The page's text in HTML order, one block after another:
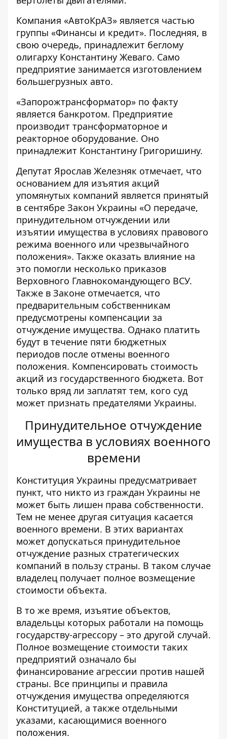
Компания «АвтоКрАЗ» является частью
группы «Финансы и кредит». Последняя, ​​в
свою очередь, принадлежит беглому
олигарху Константину Жеваго. Само
предприятие занимается изготовлением
большегрузных авто.
«Запорожтрансформатор» по факту
является банкротом. Предприятие
производит трансформаторное и
реакторное оборудование. Оно
принадлежит Константину Григоришину.
Депутат Ярослав Железняк отмечает, что
основанием для изъятия акций
упомянутых компаний является принятый
в сентябре Закон Украины «О передаче,
принудительном отчуждении или
изъятии имущества в условиях правового
режима военного или чрезвычайного
положения». Также оказать влияние на
это помогли несколько приказов
Верховного Главнокомандующего ВСУ.
Также в Законе отмечается, что
предварительным собственникам
предусмотрены компенсации за
отчуждение имущества. Однако платить
будут в течение пяти бюджетных
периодов после отмены военного
положения. Компенсировать стоимость
акций из государственного бюджета. Вот
только вряд ли заплатят тем, кого суд
может признать предателями Украины.
Принудительное отчуждение
имущества в условиях военного
времени
Конституция Украины предусматривает
пункт, что никто из граждан Украины не
может быть лишен права собственности.
Тем не менее другая ситуация касается
военного времени. В этих вариантах
может допускаться принудительное
отчуждение разных стратегических
компаний в пользу страны. В таком случае
владелец получает полное возмещение
стоимости объекта.
В то же время, изъятие объектов,
владельцы которых работали на помощь
государству-агрессору – это другой случай.
Полное возмещение стоимости таких
предприятий означало бы
финансирование агрессии против нашей
страны. Все принципы и правила
отчуждения имущества определяются
Конституцией, а также отдельными
указами, касающимися военного
положения.